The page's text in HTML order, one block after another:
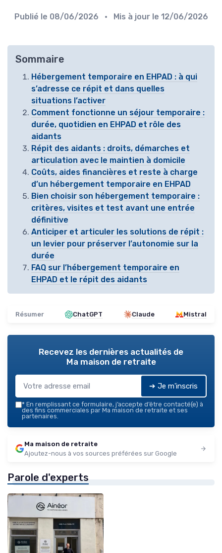
Publié le 08/06/2026 • Mis à jour le 12/06/2026
Sommaire
Hébergement temporaire en EHPAD : à qui
s’adresse ce répit et dans quelles
situations l’activer
Comment fonctionne un séjour temporaire :
durée, quotidien en EHPAD et rôle des
aidants
Répit des aidants : droits, démarches et
articulation avec le maintien à domicile
Coûts, aides financières et reste à charge
d’un hébergement temporaire en EHPAD
Bien choisir son hébergement temporaire :
critères, visites et test avant une entrée
définitive
Anticiper et articuler les solutions de répit :
un levier pour préserver l’autonomie sur la
durée
FAQ sur l’hébergement temporaire en
EHPAD et le répit des aidants
Résumer ChatGPT Claude Mistral
Recevez les dernières actualités de
Ma maison de retraite
➔ Je m'inscris
* En remplissant ce formulaire, j’accepte d’être contacté(e) à
des fins commerciales par Ma maison de retraite et ses
partenaires.
Ma maison de retraite
Ajoutez-nous à vos sources préférées sur Google
Parole d'experts